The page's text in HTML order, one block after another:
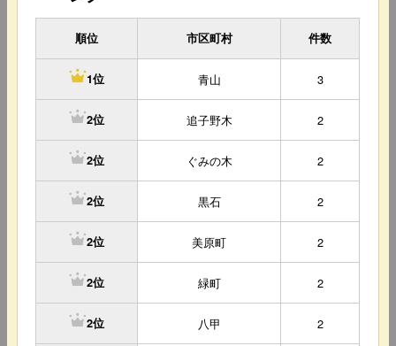
順位 市区町村 件数
1位 青山 3
2位 追子野木 2
2位 ぐみの木 2
2位 黒石 2
2位 美原町 2
2位 緑町 2
2位 八甲 2